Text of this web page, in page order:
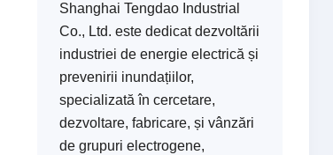
Shanghai Tengdao Industrial
Co., Ltd. este dedicat dezvoltării
industriei de energie electrică și
prevenirii inundațiilor,
specializată în cercetare,
dezvoltare, fabricare, și vânzări
de grupuri electrogene,